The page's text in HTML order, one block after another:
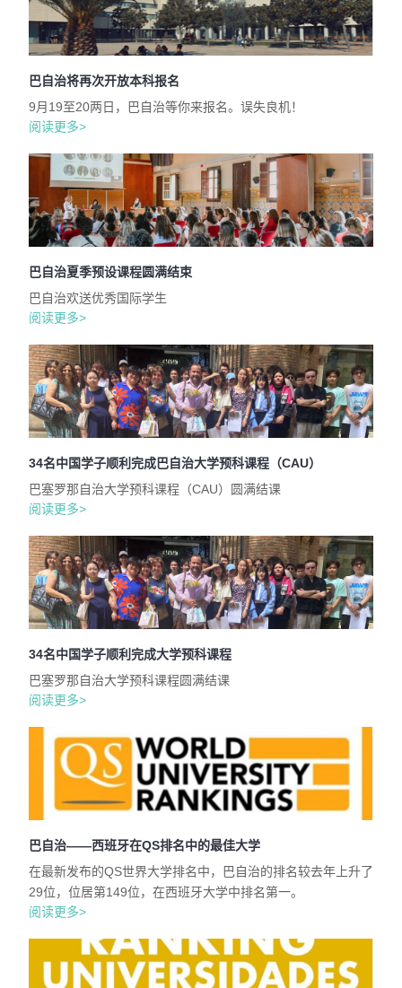
巴自治将再次开放本科报名
9月19至20两日，巴自治等你来报名。误失良机！
阅读更多>
巴自治夏季预设课程圆满结束
巴自治欢送优秀国际学生
阅读更多>
34名中国学子顺利完成巴自治大学预科课程（CAU）
巴塞罗那自治大学预科课程（CAU）圆满结课
阅读更多>
34名中国学子顺利完成大学预科课程
巴塞罗那自治大学预科课程圆满结课
阅读更多>
巴自治——西班牙在QS排名中的最佳大学
在最新发布的QS世界大学排名中，巴自治的排名较去年上升了
29位，位居第149位，在西班牙大学中排名第一。
阅读更多>